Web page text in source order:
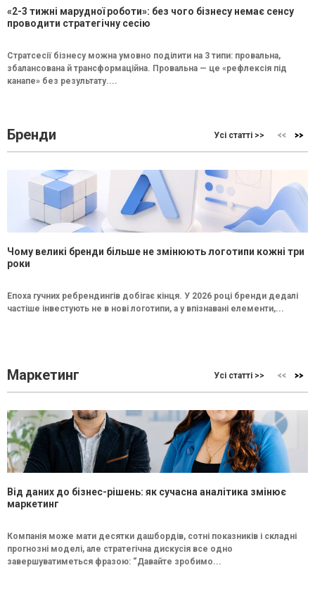
«2-3 тижні марудної роботи»: без чого бізнесу немає сенсу
проводити стратегічну сесію
Стратсесії бізнесу можна умовно поділити на 3 типи: провальна,
збалансована й трансформаційна. Провальна — це «рефлексія під
канапе» без результату....
Бренди Усі статті >>
Чому великі бренди більше не змінюють логотипи кожні три
роки
Епоха гучних ребрендингів добігає кінця. У 2026 році бренди дедалі
частіше інвестують не в нові логотипи, а у впізнавані елементи,...
Маркетинг Усі статті >>
Від даних до бізнес-рішень: як сучасна аналітика змінює
маркетинг
Компанія може мати десятки дашбордів, сотні показників і складні
прогнозні моделі, але стратегічна дискусія все одно
завершуватиметься фразою: “Давайте зробимо...